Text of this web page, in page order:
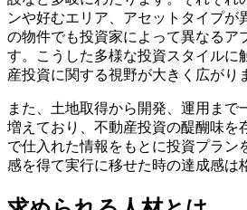
ンや好むエリア、アセットタイプが
の物件でも投資家によって異なるア
す。こうした多様な投資スタイルに
産投資に関する視野が大きく広がり
また、土地取得から開発、運用まで
増えており、不動産投資の醍醐味を
で仕入れた情報をもとに投資プラン
感を得て実行に移せた時の達成感は